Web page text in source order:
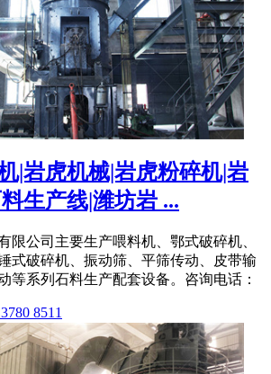
|岩虎机械|岩虎粉碎机|岩
生产线|潍坊岩 ...
限公司主要生产喂料机、鄂式破碎机、
式破碎机、振动筛、平筛传动、皮带输
等系列石料生产配套设备。咨询电话：
8511